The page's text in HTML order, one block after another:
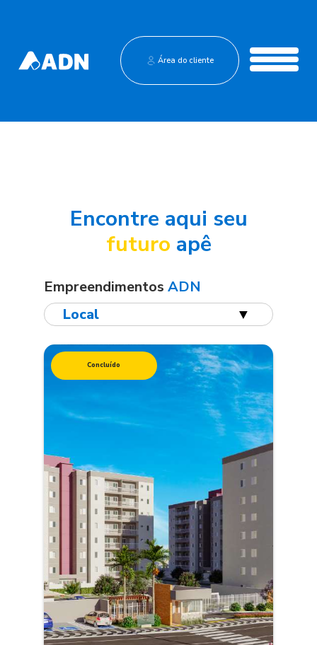
Área do cliente
Institucional
Central de Vendas
Encontre aqui seu
futuro apê
EmpreendimentosADN
Concluído